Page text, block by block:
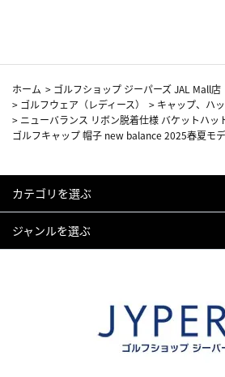
ホーム > ゴルフショップ ジーパーズ JAL Mall店
> ゴルフウェア（レディース） > キャップ、ハ
> ニューバランス リボン脱着仕様 バケットハッ
ゴルフキャップ 帽子 new balance 2025春夏モ
カテゴリを選ぶ
ジャンルを選ぶ